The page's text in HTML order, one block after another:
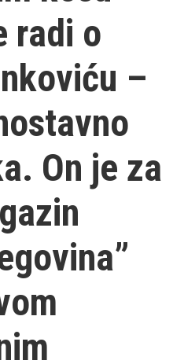
radi o
–
On je za